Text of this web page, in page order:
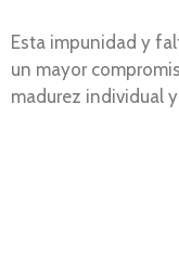
Esta impunidad y
un mayor
madurez individual